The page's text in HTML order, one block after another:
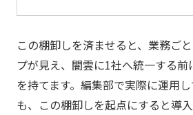
この棚卸しを済ませると、業務ご
プが見え、闇雲に1社へ統一する
を持てます。編集部で実際に運用
も、この棚卸しを起点にすると導